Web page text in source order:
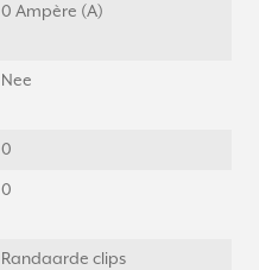
0 Ampère (A)
Nee
0
0
Randaarde clips